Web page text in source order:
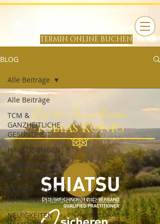
HARA SHIATSU PRAXIS WIEN
TERMIN ONLINE BUCHEN
B
BLOG
Alle Beiträge
TCM &
GANZHEITLICHE
GESUNDHEIT
HAUSÜBUNGEN
ERNÄHRUNG &
KOCHREZEPTE
KÄUTER, ÖLE &
NAHRUNGSERGÄNZUNGEN
NEUIGKEITEN
Alle Beiträge
Dipl. Hara Shiatsu Praktiker
Tobias König